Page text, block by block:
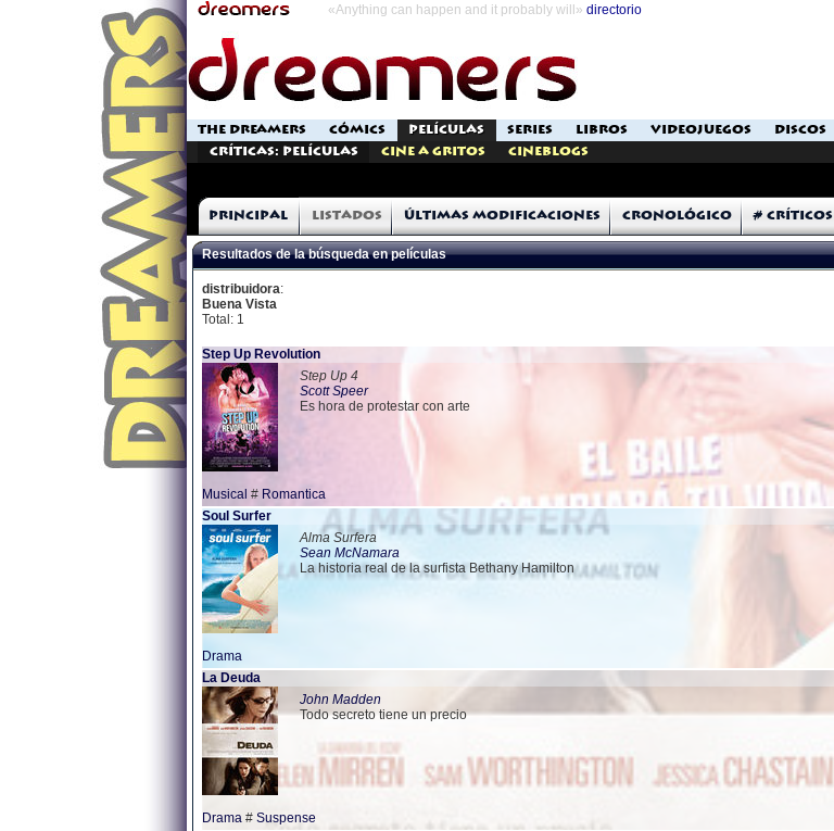
«Anything can happen and it probably will» directorio
THE DREAMERS CÓMICS PELÍCULAS SERIES LIBROS VIDEOJUEGOS
DISCOS
Críticas: Películas
Cine a Gritos Cineblogs
Principal Listados Últimas modificaciones Cronológico # Críticos
Resultados de la búsqueda en películas
distribuidora:
Buena Vista
Total: 1
Step Up Revolution
Step Up 4
Scott Speer
Es hora de protestar con arte
Musical # Romantica
Soul Surfer
Alma Surfera
Sean McNamara
La historia real de la surfista Bethany Hamilton
Drama
La Deuda
John Madden
Todo secreto tiene un precio
Drama # Suspense